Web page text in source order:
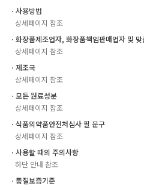
ㆍ사용방법
상세페이지 참조
ㆍ화장품제조업자, 화장품책임판매업자 및
상세페이지 참조
ㆍ제조국
상세페이지 참조
ㆍ모든 원료성분
상세페이지 참조
ㆍ식품의약품안전처심사 필 문구
상세페이지 참조
ㆍ사용할 때의 주의사항
하단 안내 참조
ㆍ품질보증기준